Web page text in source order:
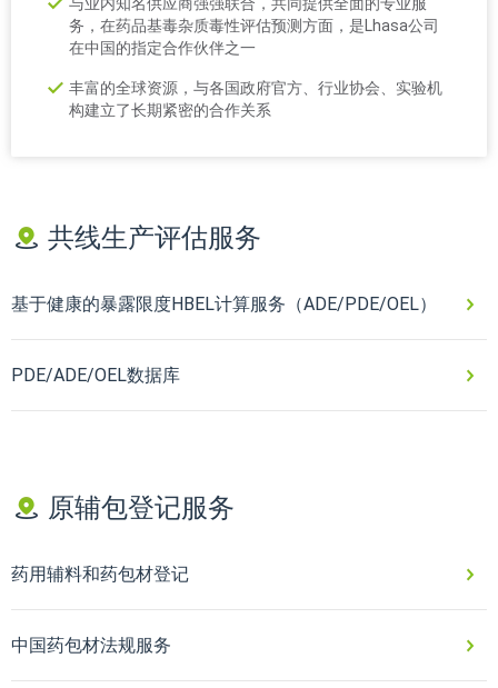
务，在药品基毒杂质毒性评估预测方面，是Lhasa公司
在中国的指定合作伙伴之一
丰富的全球资源，与各国政府官方、行业协会、实验机
构建立了长期紧密的合作关系
共线生产评估服务
基于健康的暴露限度HBEL计算服务（ADE/PDE/OEL）
PDE/ADE/OEL数据库
原辅包登记服务
药用辅料和药包材登记
中国药包材法规服务